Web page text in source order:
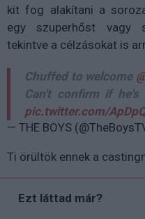
kit fog alakítani a
egy szuperhőst vagy
tekintve a célzásokat is
Chuffed to welcome
Can't confirm if
pic.twitter.com/
— THE BOYS
Ti örültök ennek a
Ezt láttad már?